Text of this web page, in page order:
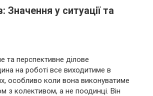
Значення у ситуації та
та перспективне ділове
на роботі все виходитиме в
особливо коли вона виконуватиме
з колективом, а не поодинці. Він